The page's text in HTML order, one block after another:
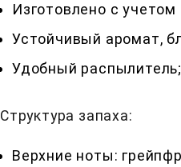
Изготовлено с
Устойчивый аромат,
Удобный распылитель;
Структура запаха:
Верхние ноты: